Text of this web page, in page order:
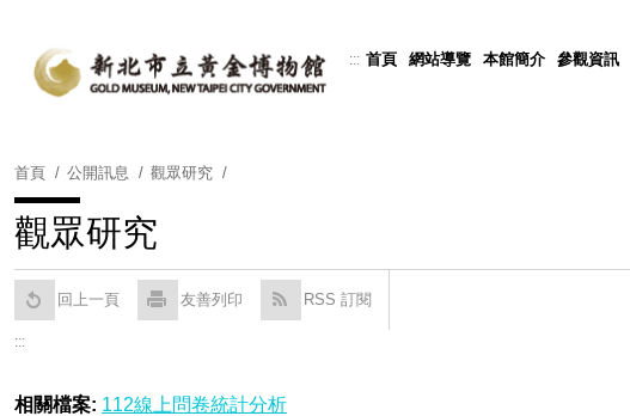
::: 首頁 網站導覽 本館簡介 參觀資訊
Powered by Translate
首頁 公開訊息 觀眾研究
觀眾研究
回上一頁 友善列印 RSS 訂閱
:::
相關檔案: 112線上問卷統計分析